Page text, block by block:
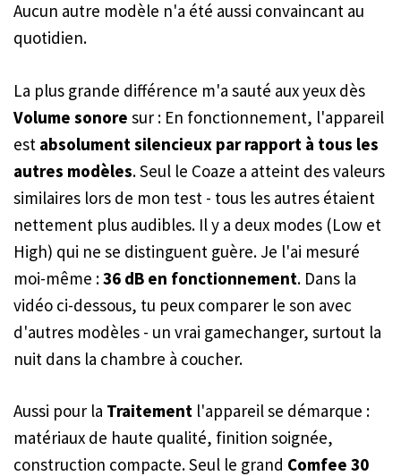
Aucun autre modèle n'a été aussi convaincant au
quotidien.
La plus grande différence m'a sauté aux yeux dès
Volume sonore sur : En fonctionnement, l'appareil
est absolument silencieux par rapport à tous les
autres modèles. Seul le Coaze a atteint des valeurs
similaires lors de mon test - tous les autres étaient
nettement plus audibles. Il y a deux modes (Low et
High) qui ne se distinguent guère. Je l'ai mesuré
moi-même :36 dB en fonctionnement. Dans la
vidéo ci-dessous, tu peux comparer le son avec
d'autres modèles - un vrai gamechanger, surtout la
nuit dans la chambre à coucher.
Aussi pour la Traitement l'appareil se démarque :
matériaux de haute qualité, finition soignée,
construction compacte. Seul le grand Comfee 30